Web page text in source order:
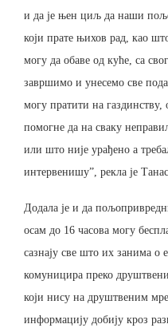
и да је њен циљ да наши
који прате њихов рад, као
могу да обаве од куће, са
завршимо и унесемо све
могу пратити на
помогне да на сваку
или што није урађено а
интервенишу”, рекла је
Додала је и да
осам до 16 часова могу
сазнају све што их занима о
комуницира преко
који нису на друштвеним
информацију добију кроз